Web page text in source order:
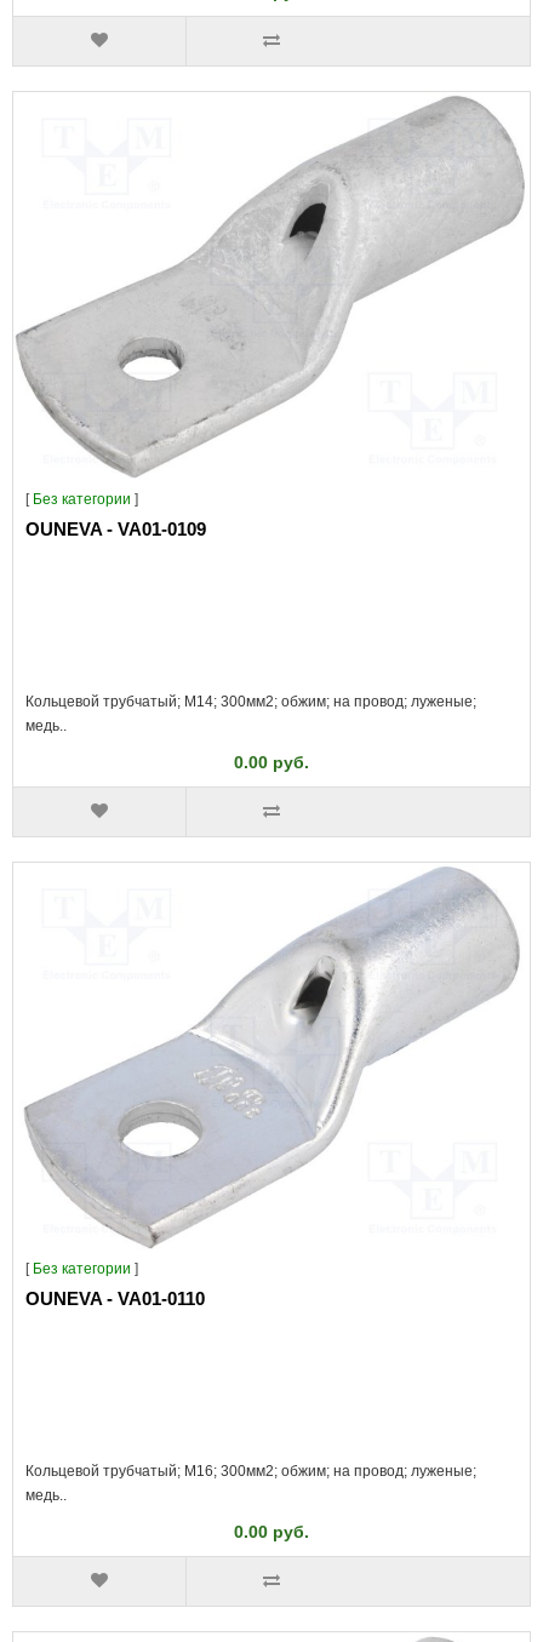
[ Без категории ]
OUNEVA - VA01-0109
Кольцевой трубчатый; M14; 300мм2; обжим; на провод; луженые;
медь..
0.00 руб.
[ Без категории ]
OUNEVA - VA01-0110
Кольцевой трубчатый; M16; 300мм2; обжим; на провод; луженые;
медь..
0.00 руб.